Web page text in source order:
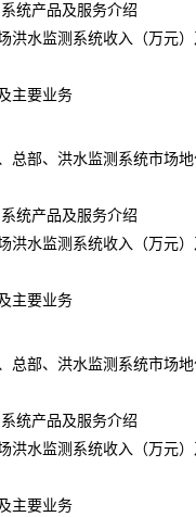
产品及服务介绍
监测系统收入（万元）
要业务
、洪水监测系统市场地
产品及服务介绍
监测系统收入（万元）
要业务
、洪水监测系统市场地
产品及服务介绍
监测系统收入（万元）
要业务